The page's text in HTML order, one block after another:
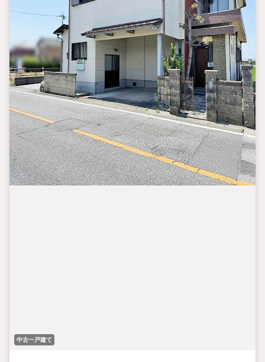
中古一戸建て